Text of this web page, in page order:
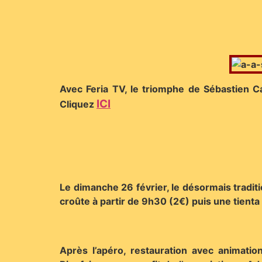
Avec Feria TV, le triomphe de Sébastien
Cliquez ICI
Le dimanche 26 février, le désormais
croûte à partir de 9h30 (2€) puis une tienta
Après l’apéro, restauration avec